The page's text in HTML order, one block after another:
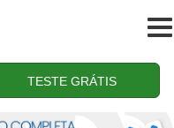
TESTE GRÁTIS